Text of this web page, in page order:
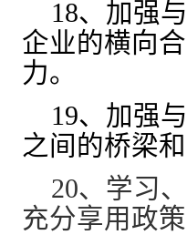
18、 加强
企业的横向
力。
19、加强
之间的桥梁
20、 学习
充分享用政